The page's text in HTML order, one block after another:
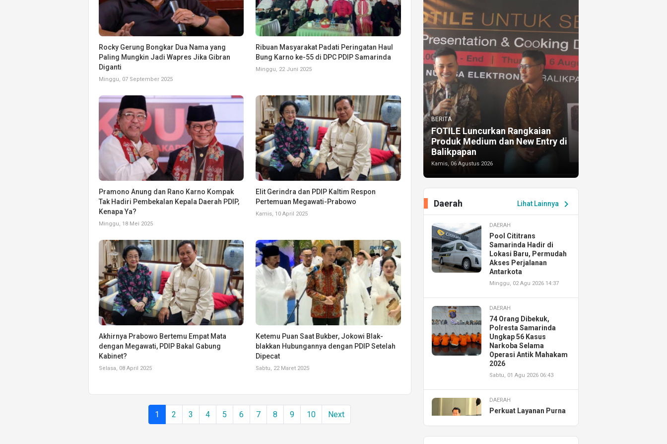
Rocky Gerung Bongkar Dua Nama yang
Paling Mungkin Jadi Wapres Jika Gibran
Diganti
Minggu, 07 September 2025
Ribuan Masyarakat Padati Peringatan Haul
Bung Karno ke-55 di DPC PDIP Samarinda
Minggu, 22 Juni 2025
Pramono Anung dan Rano Karno Kompak
Tak Hadiri Pembekalan Kepala Daerah PDIP,
Kenapa Ya?
Minggu, 18 Mei 2025
Elit Gerindra dan PDIP Kaltim Respon
Pertemuan Megawati-Prabowo
Kamis, 10 April 2025
Akhirnya Prabowo Bertemu Empat Mata
dengan Megawati, PDIP Bakal Gabung
Kabinet?
Selasa, 08 April 2025
Ketemu Puan Saat Bukber, Jokowi Blak-
blakkan Hubungannya dengan PDIP Setelah
Dipecat
Sabtu, 22 Maret 2025
1 2 3 4 5 6 7 8 9 10 Next
BERITA
FOTILE Luncurkan Rangkaian
Produk Medium dan New Entry di
Balikpapan
Kamis, 06 Agustus 2026
Lihat Lainnya chevron_right
Daerah
DAERAH
Pool Cititrans
Samarinda Hadir di
Lokasi Baru, Permudah
Akses Perjalanan
Antarkota
Minggu, 02 Agu 2026 14:37
DAERAH
74 Orang Dibekuk,
Polresta Samarinda
Ungkap 56 Kasus
Narkoba Selama
Operasi Antik Mahakam
2026
Sabtu, 01 Agu 2026 06:43
DAERAH
Perkuat Layanan Purna
Resmikan AHASS